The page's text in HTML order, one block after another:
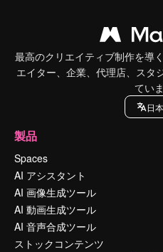
最高のクリエイティブ制作を導
エイター、企業、代理店、スタ
てい
日
製品
Spaces
AI アシスタント
AI 画像生成ツール
AI 動画生成ツール
AI 音声合成ツール
ストックコンテンツ